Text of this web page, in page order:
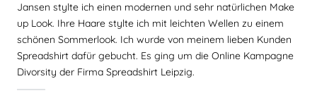
Jansen stylte ich einen modernen und sehr natürlichen Make
up Look. Ihre Haare stylte ich mit leichten Wellen zu einem
schönen Sommerlook. Ich wurde von meinem lieben Kunden
Spreadshirt dafür gebucht. Es ging um die Online Kampagne
Divorsity der Firma Spreadshirt Leipzig.